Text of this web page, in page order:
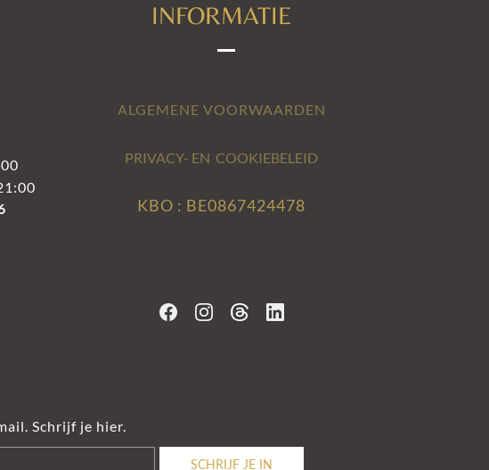
INFORMATIE
ALGEMENE VOORWAARDEN
PRIVACY- EN COOKIEBELEID
KBO : BE0867424478
Schrijf je hier.
SCHRIJF JE IN